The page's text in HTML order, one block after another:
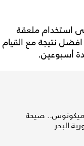
على استخدام ملعقة
نتيجة مع القيام
صيحة
البحر